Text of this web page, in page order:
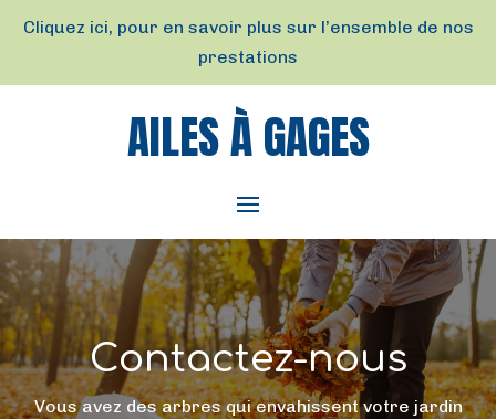
Cliquez ici, pour en savoir plus sur l’ensemble de nos
prestations
AILES À GAGES
Contactez-nous
Vous avez des arbres qui envahissent votre jardin